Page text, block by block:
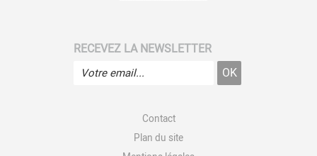
RECEVEZ LA NEWSLETTER
Contact
Plan du site